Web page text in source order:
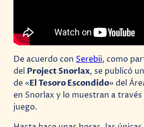
De acuerdo con Serebii, como
del Project Snorlax, se publicó
de «El Tesoro Escondido» del
en Snorlax y lo muestran a
juego.